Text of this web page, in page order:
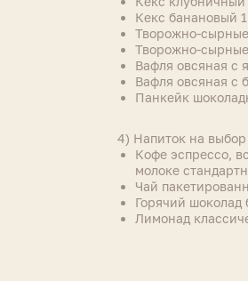
Кекс банановый
Творожно-
Творожно-сырные
Вафля овсяная с
Вафля овсяная с
Панкейк
4) Напиток на
Кофе эспрессо,
молоке
Чай
Горячий шоколад
Лимонад